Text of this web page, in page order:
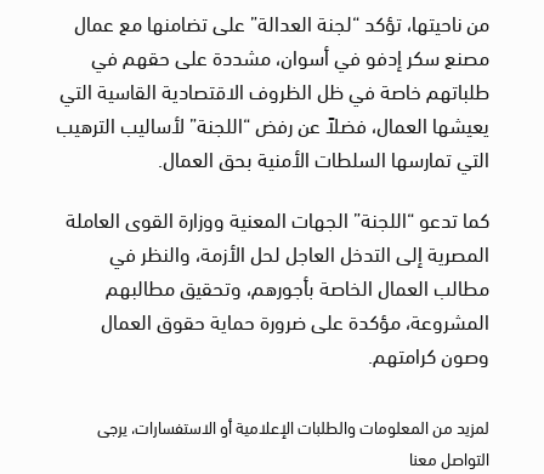
من ناحيتها، تؤكد “لجنة العدالة” على تضامنها مع عمال
مصنع سكر إدفو في أسوان، مشددة على حقهم في
طلباتهم خاصة في ظل الظروف الاقتصادية القاسية التي
يعيشها العمال، فضلاً عن رفض “اللجنة” لأساليب الترهيب
التي تمارسها السلطات الأمنية بحق العمال.
كما تدعو “اللجنة” الجهات المعنية ووزارة القوى العاملة
المصرية إلى التدخل العاجل لحل الأزمة، والنظر في
مطالب العمال الخاصة بأجورهم، وتحقيق مطالبهم
المشروعة، مؤكدة على ضرورة حماية حقوق العمال
وصون كرامتهم.
لمزيد من المعلومات والطلبات الإعلامية أو الاستفسارات، يرجى
التواصل معنا